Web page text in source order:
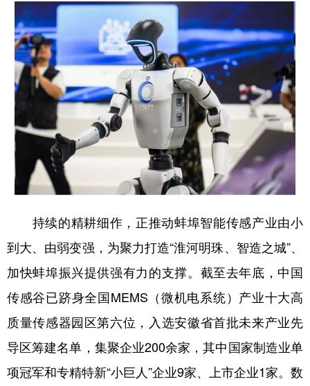
持续的精耕细作，正推动蚌埠智能传感产业由小
到大、由弱变强，为聚力打造“淮河明珠、智造之城”、
加快蚌埠振兴提供强有力的支撑。截至去年底，中国
传感谷已跻身全国MEMS（微机电系统）产业十大高
质量传感器园区第六位，入选安徽省首批未来产业先
导区筹建名单，集聚企业200余家，其中国家制造业单
项冠军和专精特新“小巨人”企业9家、上市企业1家。数